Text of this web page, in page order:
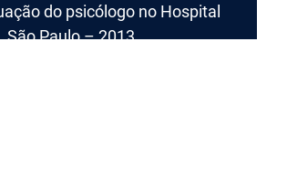
do psicólogo no Hospital
São Paulo – 2013.